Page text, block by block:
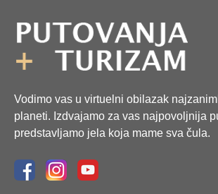
Vodimo vas u virtuelni obilazak
planeti. Izdvajamo za vas najpovoljnija
predstavljamo jela koja mame sva čula.